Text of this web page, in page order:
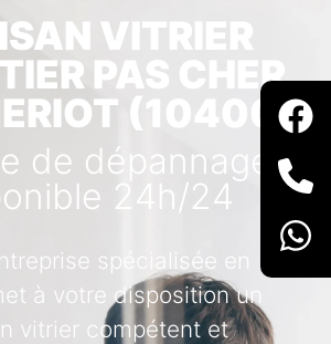
VITRIER
PAS CHER
(10400)
de dépannage
24h/24
spécialisée en
à votre disposition un
vitrier compétent et